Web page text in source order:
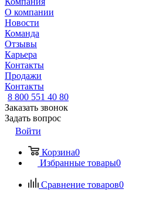
О компании
Новости
Команда
Отзывы
Карьера
Контакты
Продажи
Контакты
8 800 551 40 80
Заказать звонок
Задать вопрос
Войти
Корзина0
Избранные товары0
Сравнение товаров0